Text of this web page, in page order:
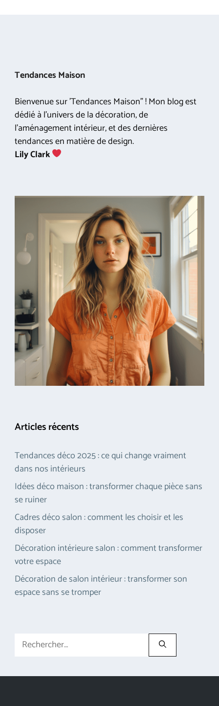
Tendances Maison
Bienvenue sur 'Tendances Maison" ! Mon blog est
dédié à l'univers de la décoration, de
l'aménagement intérieur, et des dernières
tendances en matière de design.
Lily Clark
Articles récents
Tendances déco 2025 : ce qui change vraiment
dans nos intérieurs
Idées déco maison : transformer chaque pièce sans
se ruiner
Cadres déco salon : comment les choisir et les
disposer
Décoration intérieure salon : comment transformer
votre espace
Décoration de salon intérieur : transformer son
espace sans se tromper
Rechercher :